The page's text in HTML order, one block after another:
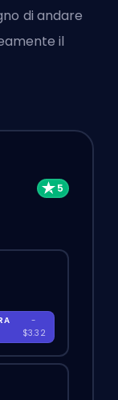
di andare
il
-
$3.32